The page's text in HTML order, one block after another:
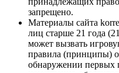
запрещено.
Материалы сайта
лиц старше 21 года
может вызвать
правила (принципы)
обнаружении первых